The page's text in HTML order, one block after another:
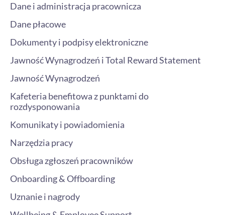
Dane i administracja pracownicza
Dane płacowe
Dokumenty i podpisy elektroniczne
Jawność Wynagrodzeń i Total Reward Statement
Jawność Wynagrodzeń
Kafeteria benefitowa z punktami do
rozdysponowania
Komunikaty i powiadomienia
Narzędzia pracy
Obsługa zgłoszeń pracowników
Onboarding & Offboarding
Uznanie i nagrody